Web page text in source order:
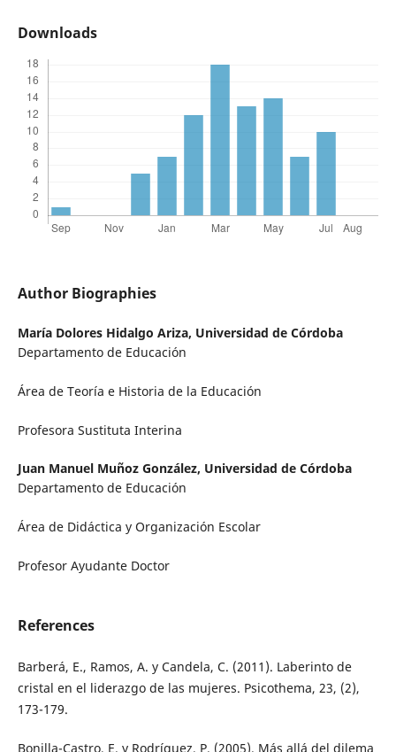
Downloads
Author Biographies
María Dolores Hidalgo Ariza, Universidad de Córdoba
Departamento de Educación
Área de Teoría e Historia de la Educación
Profesora Sustituta Interina
Juan Manuel Muñoz González, Universidad de Córdoba
Departamento de Educación
Área de Didáctica y Organización Escolar
Profesor Ayudante Doctor
References
Barberá, E., Ramos, A. y Candela, C. (2011). Laberinto de
cristal en el liderazgo de las mujeres. Psicothema, 23, (2),
173-179.
Bonilla-Castro, E. y Rodríguez, P. (2005). Más allá del dilema